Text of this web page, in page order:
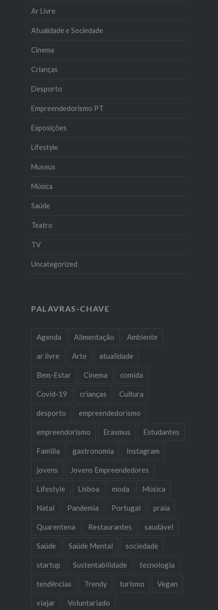
Ar Livre
Atualidade e Sociedade
Cinema
Crianças
Desporto
Empreendedorismo PT
Exposições
Lifestyle
Museus
Música
Saúde
Teatro
TV
Uncategorized
PALAVRAS-CHAVE
Agenda Alimentação Ambiente
ar livre Arte atualidade
Bem-Estar Cinema comida
Covid-19 crianças Cultura
desporto empreendedorismo
empreendorismo Erasmus Estudantes
Familia gastronomia Instagram
jovens Jovens Empreendedores
Lifestyle Lisboa moda Música
Natal Pandemia Portugal praia
Quarentena Restaurantes saudável
Saúde Saúde Mental sociedade
startup Sustentabilidade tecnologia
tendências Trendy turismo Vegan
viajar Voluntariado